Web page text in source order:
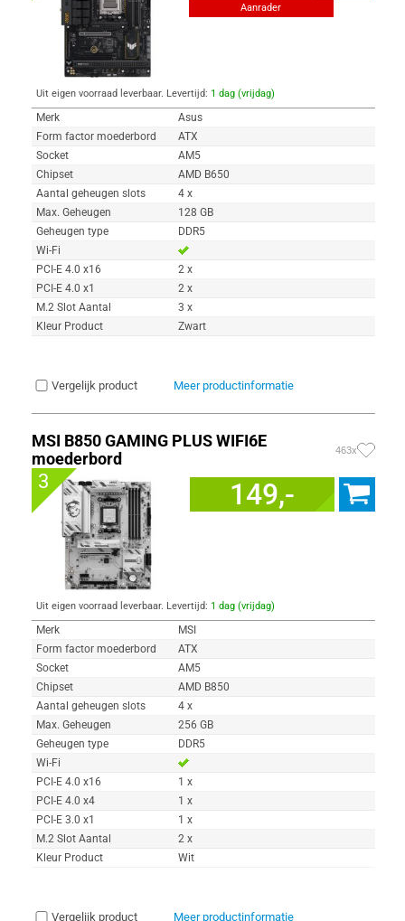
Aanrader
Uit eigen voorraad leverbaar. Levertijd: 1 dag (vrijdag)
Merk
Asus
Form factor moederbord
ATX
Socket
AM5
Chipset
AMD B650
Aantal geheugen slots
4 x
Max. Geheugen
128 GB
Geheugen type
DDR5
Wi-Fi
PCI-E 4.0 x16
2 x
PCI-E 4.0 x1
2 x
M.2 Slot Aantal
3 x
Kleur Product
Zwart
Vergelijk product Meer productinformatie
MSI B850 GAMING PLUS WIFI6E
moederbord
463x
3 149,-
Uit eigen voorraad leverbaar. Levertijd: 1 dag (vrijdag)
Merk
MSI
Form factor moederbord
ATX
Socket
AM5
Chipset
AMD B850
Aantal geheugen slots
4 x
Max. Geheugen
256 GB
Geheugen type
DDR5
Wi-Fi
PCI-E 4.0 x16
1 x
PCI-E 4.0 x4
1 x
PCI-E 3.0 x1
1 x
M.2 Slot Aantal
2 x
Kleur Product
Wit
Vergelijk product Meer productinformatie